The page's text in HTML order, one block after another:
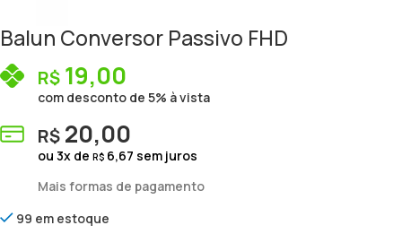
Balun Conversor Passivo FHD
R$ 19,00
com desconto de 5% à vista
R$ 20,00
ou 3x de R$ 6,67 sem juros
Mais formas de pagamento
99 em estoque